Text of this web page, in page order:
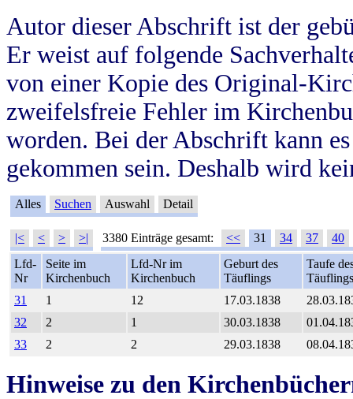
Autor dieser Abschrift ist der
Er weist auf folgende
von einer Kopie des Original-
zweifelsfreie Fehler im
worden. Bei der Abschrift kann
gekommen sein. Deshalb wird
Alles Suchen Auswahl Detail
|< < > >| 3380 Einträge gesamt: << 31 34 37
40
Lfd-
Nr
Seite im
Kirchenbuch
Lfd-Nr im
Kirchenbuch
Geburt des
Täuflings
Taufe
Täuflings
31
1 12 17.03.1838
32
2 1 30.03.1838
33
2 2 29.03.1838
Hinweise zu den